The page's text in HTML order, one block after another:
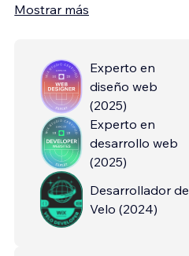
Mostrar más
Experto en
diseño web
(2025)
Experto en
desarrollo web
(2025)
Desarrollador de
Velo (2024)